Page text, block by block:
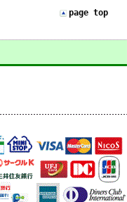
page top